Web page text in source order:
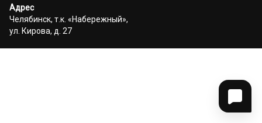
Адрес
Челябинск, т.к. «Набережный»,
ул. Кирова, д. 27